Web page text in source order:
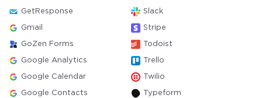
GetResponse Slack
Gmail Stripe
GoZen Forms Todoist
Google Analytics Trello
Google Calendar Twilio
Google Contacts Typeform